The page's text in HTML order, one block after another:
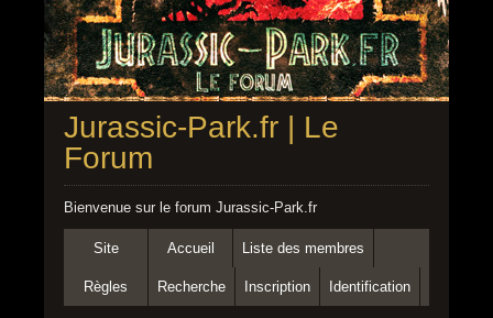
Jurassic-Park.fr | Le
Forum
Bienvenue sur le forum Jurassic-Park.fr
Site Accueil Liste des membres
Règles Recherche Inscription Identification